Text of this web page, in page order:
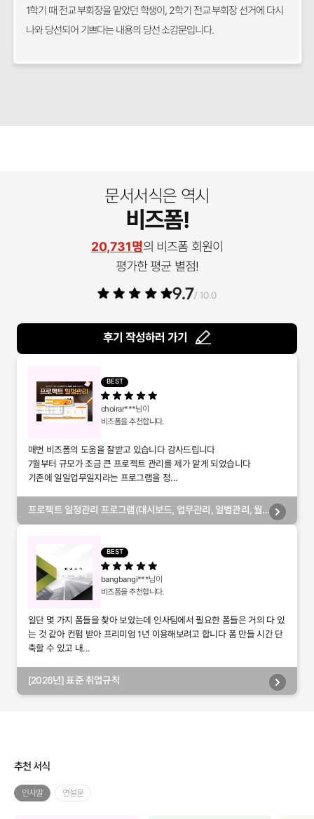
1학기 때 전교 부회장을 맡았던 학생이, 2학기 전교 부회장 선거에 다시
나와 당선되어 기쁘다는 내용의 당선 소감문입니다.
문서서식은 역시
비즈폼!
20,731명의 비즈폼 회원이
평가한 평균 별점!
9.7/ 10.0
후기 작성하러 가기
BEST
choirar***님이
비즈폼을 추천합니다.
매번 비즈폼의 도움을 잘받고 있습니다 감사드립니다
7월부터 규모가 조금 큰 프로젝트 관리를 제가 맡게 되었습니다
기존에 일일업무일지라는 프로그램을 정...
프로젝트 일정관리 프로그램(대시보드, 업무관리, 일별관리, 월
BEST
bangbangi***님이
비즈폼을 추천합니다.
일단 몇 가지 폼들을 찾아 보았는데 인사팀에서 필요한 폼들은 거의 다 있
는 것 같아 컨펌 받아 프리미엄 1년 이용해보려고 합니다 폼 만들 시간 단
축할 수 있고 내...
[2026년] 표준 취업규칙
추천 서식
인사말 연설문